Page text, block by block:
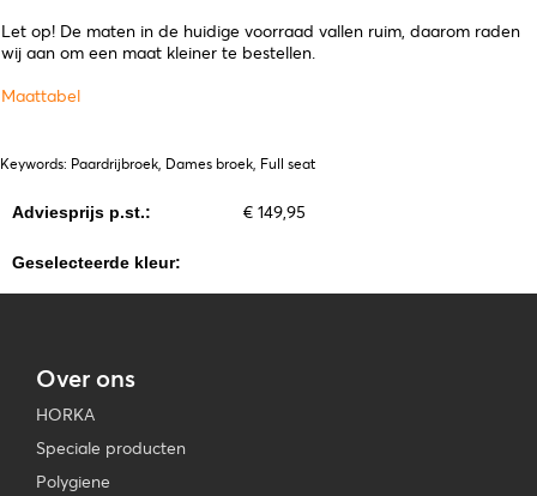
Let op! De maten in de huidige voorraad vallen ruim, daarom raden
wij aan om een maat kleiner te bestellen.
Maattabel
Keywords: Paardrijbroek, Dames broek, Full seat
Adviesprijs p.st.: € 149,95
Geselecteerde kleur:
Over ons
HORKA
Speciale producten
Polygiene